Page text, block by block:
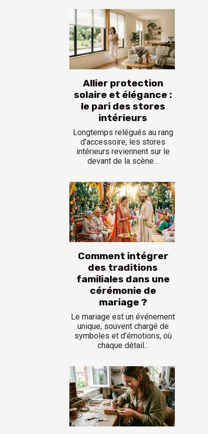
Allier protection
solaire et élégance :
le pari des stores
intérieurs
Longtemps relégués au rang
d’accessoire, les stores
intérieurs reviennent sur le
devant de la scène...
Comment intégrer
des traditions
familiales dans une
cérémonie de
mariage ?
Le mariage est un événement
unique, souvent chargé de
symboles et d’émotions, où
chaque détail...